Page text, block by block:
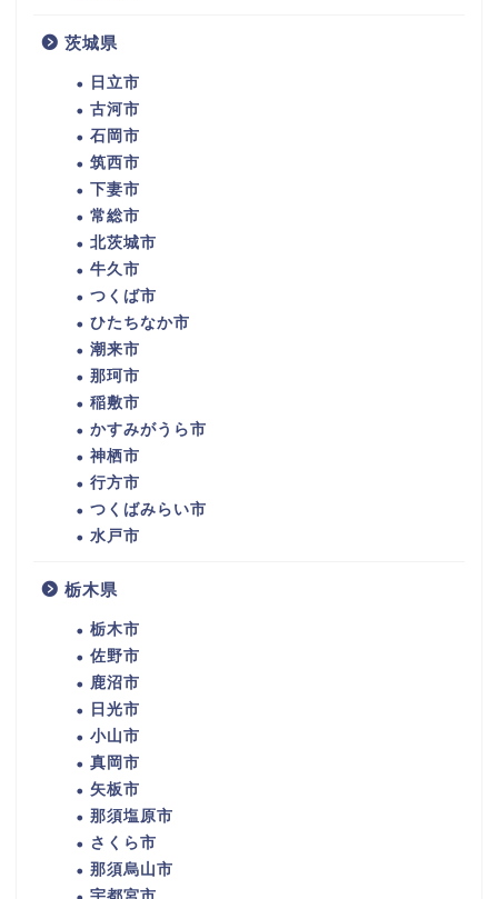
茨城県
日立市
古河市
石岡市
筑西市
下妻市
常総市
北茨城市
牛久市
つくば市
ひたちなか市
潮来市
那珂市
稲敷市
かすみがうら市
神栖市
行方市
つくばみらい市
水戸市
栃木県
栃木市
佐野市
鹿沼市
日光市
小山市
真岡市
矢板市
那須塩原市
さくら市
那須烏山市